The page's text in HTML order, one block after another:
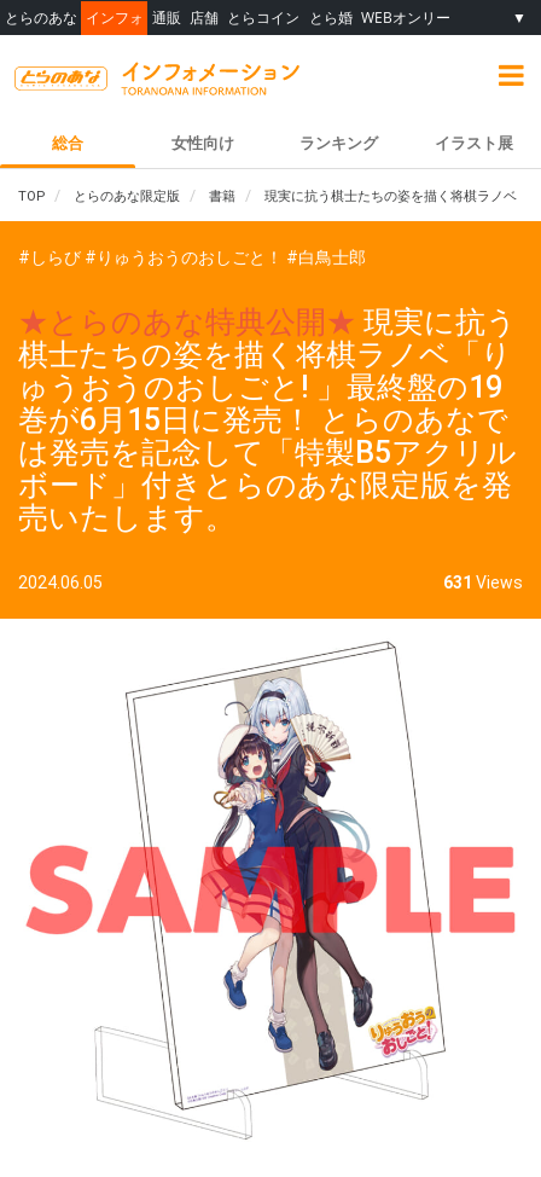
とらのあな インフォ 通販 店舗 とらコイン とら婚 WEBオンリー ▼
総合 女性向け ランキング イラスト展
TOP とらのあな限定版 書籍 現実に抗う棋士たちの姿を描く将棋ラノベ「
#しらび #りゅうおうのおしごと！ #白鳥士郎
★とらのあな特典公開★ 現実に抗う
棋士たちの姿を描く将棋ラノベ「り
ゅうおうのおしごと! 」最終盤の19
巻が6月15日に発売！ とらのあなで
は発売を記念して「特製B5アクリル
ボード」付きとらのあな限定版を発
売いたします。
2024.06.05 631 Views